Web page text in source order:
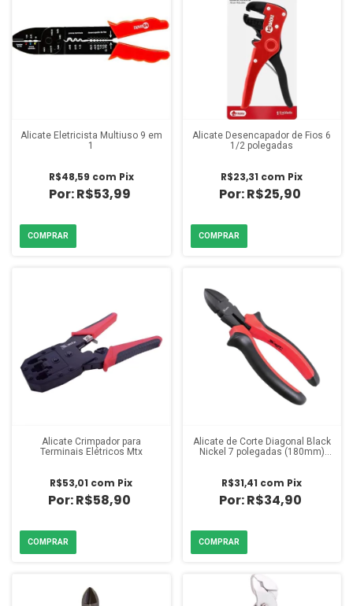
Alicate Eletricista Multiuso 9 em
1
R$53,99
R$48,59 com Pix
Alicate Desencapador de Fios 6
1/2 polegadas
R$25,90
R$23,31 com Pix
Alicate Crimpador para
Terminais Elétricos Mtx
R$58,90
R$53,01 com Pix
Alicate de Corte Diagonal Black
Nickel 7 polegadas (180mm)
R$34,90
R$31,41 com Pix